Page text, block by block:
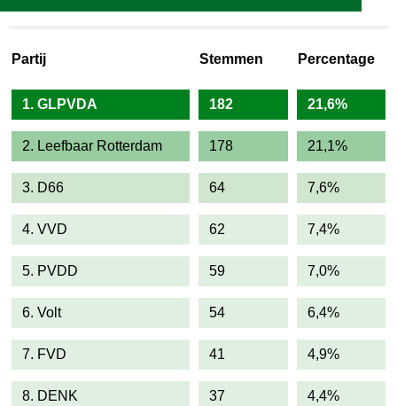
Partij Stemmen Percentage
1. GLPVDA 182 21,6%
2. Leefbaar Rotterdam 178 21,1%
3. D66 64 7,6%
4. VVD 62 7,4%
5. PVDD 59 7,0%
6. Volt 54 6,4%
7. FVD 41 4,9%
8. DENK 37 4,4%